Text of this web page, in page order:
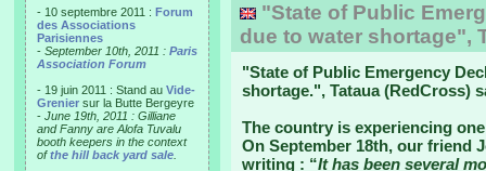
- 10 septembre 2011 : Forum
des Associations
Parisiennes
- September 10th, 2011 : Paris
Association Forum
- 19 juin 2011 : Stand au Vide-
Grenier sur la Butte Bergeyre
- June 19th, 2011 : Gilliane
and Fanny are Alofa Tuvalu
booth keepers in the context
ofthe hill back yard sale
"State of Public
due to water shortage",
"State of Public Emergency
shortage.", Tataua (RedCross)
The country is experiencing
On September 18th, our friend
writing : “It has been several